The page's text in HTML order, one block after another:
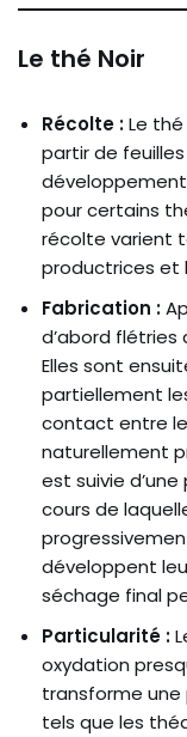
Le thé Noir
Récolte :Le
partir de
pour certains
récolte varient
productrices et
Fabrication :
d’abord flétries
Elles sont
partiellement
contact entre
naturellement
est suivie
cours de
développent
séchage final
Particularité :
oxydation
transforme
tels que les